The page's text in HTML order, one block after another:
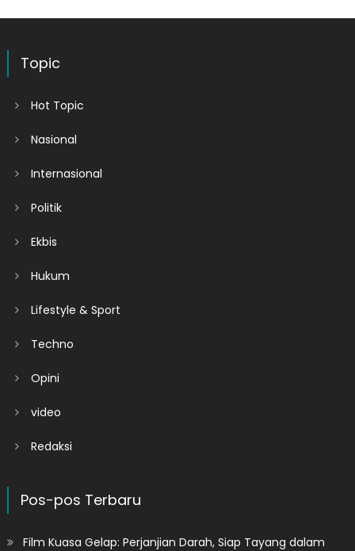
Topic
Hot Topic
Nasional
Internasional
Politik
Ekbis
Hukum
Lifestyle & Sport
Techno
Opini
video
Redaksi
Pos-pos Terbaru
Film Kuasa Gelap: Perjanjian Darah, Siap Tayang dalam